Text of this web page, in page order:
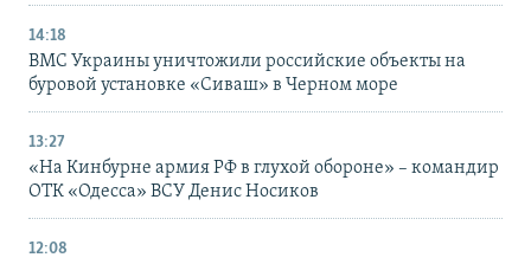
14:18
ВМС Украины уничтожили российские объекты на
буровой установке «Сиваш» в Черном море
13:27
«На Кинбурне армия РФ в глухой обороне» – командир
ОТК «Одесса» ВСУ Денис Носиков
12:08